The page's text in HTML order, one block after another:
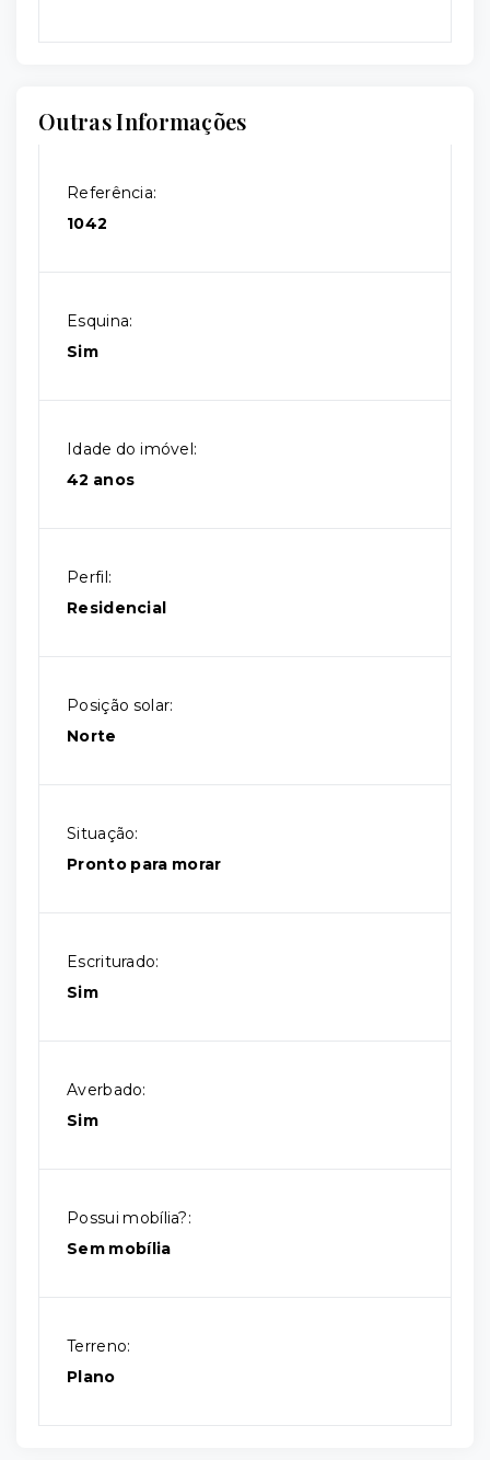
Outras Informações
Referência:
1042
Esquina:
Sim
Idade do imóvel:
42 anos
Perfil:
Residencial
Posição solar:
Norte
Situação:
Pronto para morar
Escriturado:
Sim
Averbado:
Sim
Possui mobília?:
Sem mobília
Terreno:
Plano